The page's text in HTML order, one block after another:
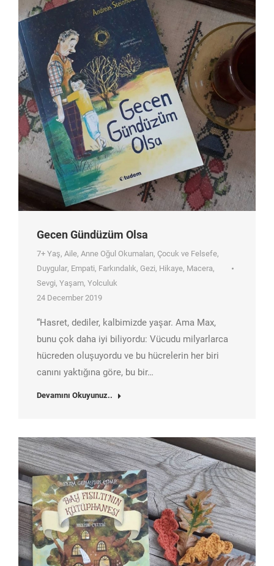
Gecen Gündüzüm Olsa
7+ Yaş, Aile, Anne Oğul Okumaları, Çocuk ve Felsefe,
Duygular, Empati, Farkındalık, Gezi, Hikaye, Macera,
Sevgi, Yaşam, Yolculuk
24 December 2019
“Hasret, dediler, kalbimizde yaşar. Ama Max,
bunu çok daha iyi biliyordu: Vücudu milyarlarca
hücreden oluşuyordu ve bu hücrelerin her biri
canını yaktığına göre, bu bir…
Devamını Okuyunuz..